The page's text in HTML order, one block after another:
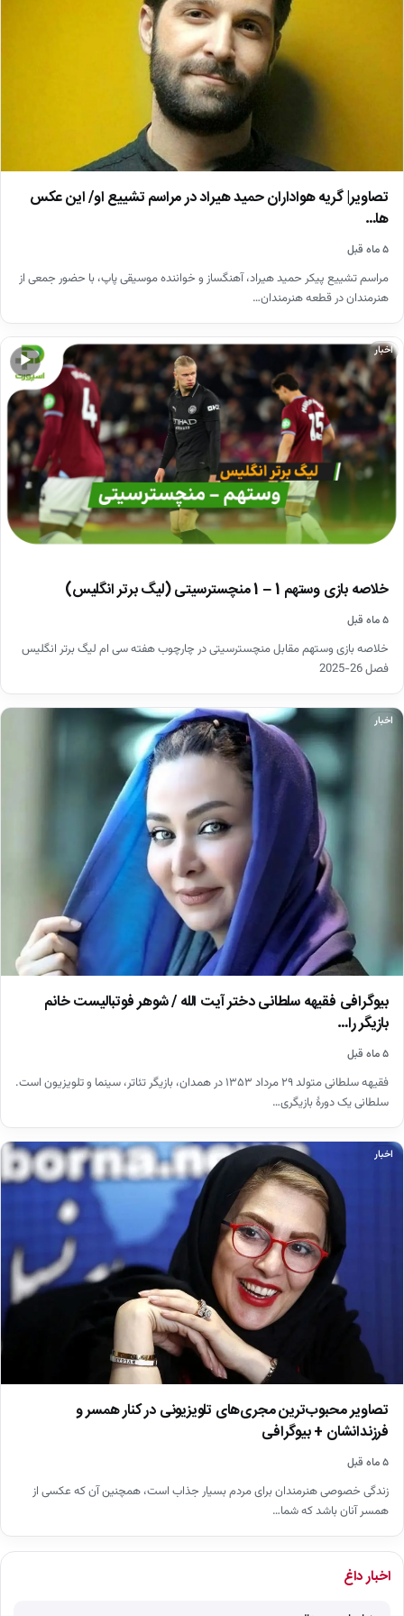
تصاویر| گریه هواداران حمید هیراد در مراسم تشییع او/ این عکس
ها…
۵ ماه قبل
مراسم تشییع پیکر حمید هیراد، آهنگساز و خواننده موسیقی پاپ، با حضور جمعی از
هنرمندان در قطعه هنرمندان…
▶
اخبار
خلاصه بازی وستهم 1 – 1 منچسترسیتی (لیگ برتر انگلیس)
۵ ماه قبل
خلاصه بازی وستهم مقابل منچسترسیتی در چارچوب هفته سی ام لیگ برتر انگلیس
فصل 26-2025
اخبار
بیوگرافی فقیهه سلطانی دختر آیت الله / شوهر فوتبالیست خانم
بازیگر را…
۵ ماه قبل
فقیهه سلطانی متولد ۲۹ مرداد ۱۳۵۳ در همدان، بازیگر تئاتر، سینما و تلویزیون است.
سلطانی یک دورهٔ بازیگری…
اخبار
تصاویر محبوب‌ترین مجری‌های تلویزیونی در کنار همسر و
فرزندانشان + بیوگرافی
۵ ماه قبل
زندگی خصوصی هنرمندان برای مردم بسیار جذاب است، همچنین آن که عکسی از
همسر آنان باشد که شما…
اخبار داغ